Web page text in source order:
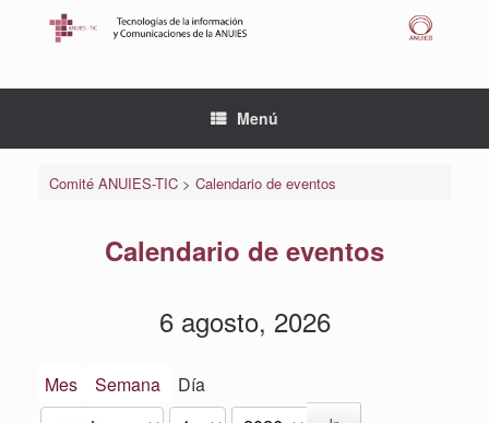
Menú
Comité ANUIES-TIC> Calendario de eventos
Calendario de eventos
6 agosto, 2026
Mes Semana Día